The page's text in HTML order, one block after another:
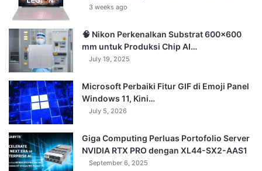
3 weeks ago
🧠 Nikon Perkenalkan Substrat 600×600
mm untuk Produksi Chip AI…
July 19, 2025
Microsoft Perbaiki Fitur GIF di Emoji Panel
Windows 11, Kini…
July 5, 2026
Giga Computing Perluas Portofolio Server
NVIDIA RTX PRO dengan XL44-SX2-AAS1
September 6, 2025